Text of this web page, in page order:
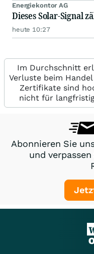
Energiekontor AG
Dieses Solar-Signal
heute 10:27
Im Durchschnitt
Verluste beim
Zertifikate sind
nicht für
Abonnieren Sie
und